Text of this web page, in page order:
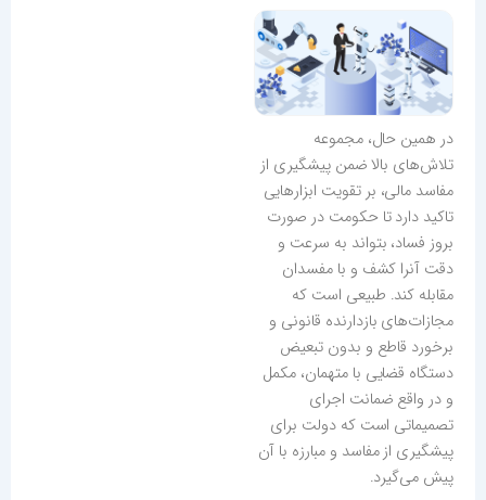
در همین حال، مجموعه
تلاش‌های بالا ضمن پیشگیری از
مفاسد مالی، بر تقویت ابزارهایی
تاکید دارد تا حکومت در صورت
بروز فساد، بتواند به سرعت و
دقت آنرا کشف و با مفسدان
مقابله کند. طبیعی است که
مجازات‌های بازدارنده قانونی و
برخورد قاطع و بدون تبعیض
دستگاه قضایی با متهمان، مکمل
و در واقع ضمانت اجرای
تصمیماتی است که دولت برای
پیشگیری از مفاسد و مبارزه با آن
پیش می‌گیرد.